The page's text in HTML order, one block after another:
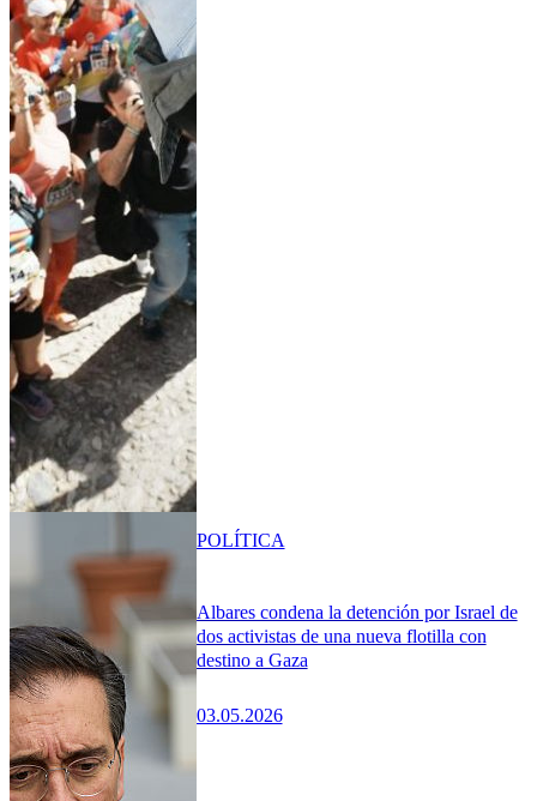
Albares condena la detención por Israel de
dos activistas de una nueva flotilla con
destino a Gaza
03.05.2026
POLÍTICA